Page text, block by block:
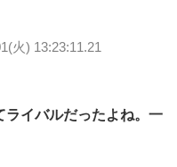
火) 13:23:11.21
ライバルだったよね。一